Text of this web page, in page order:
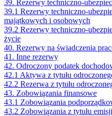
39. Rezerwy techniczno-
39.1 Rezerwy techniczno-
majątkowych i osobowych
39.2 Rezerwy techniczno-
życie
40. Rezerwy na świadczenia
41. Inne rezerwy
42. Odroczony podatek
42.1 Aktywa z tytułu
42.2 Rezerwa z tytułu
43. Zobowiązania finansowe
43.1 Zobowiązania
43.2 Zobowiązania z tytułu